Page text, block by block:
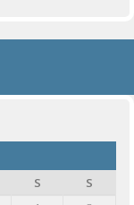
S
S